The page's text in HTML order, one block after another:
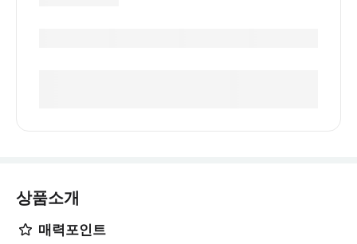
상품소개
매력포인트